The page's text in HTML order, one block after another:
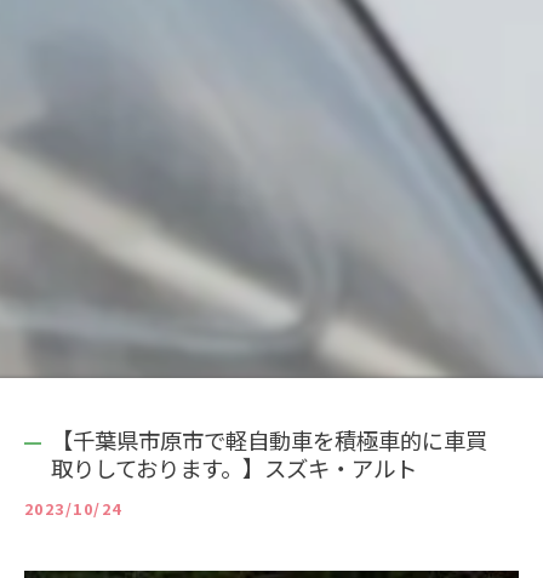
【千葉県市原市で軽自動車を積極車的に車買
取りしております。】スズキ・アルト
2023/10/24